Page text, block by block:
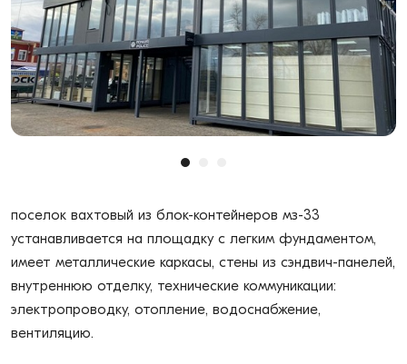
поселок вахтовый из блок-контейнеров мз-33
устанавливается на площадку с легким фундаментом,
имеет металлические каркасы, стены из сэндвич-панелей,
внутреннюю отделку, технические коммуникации:
электропроводку, отопление, водоснабжение,
вентиляцию.